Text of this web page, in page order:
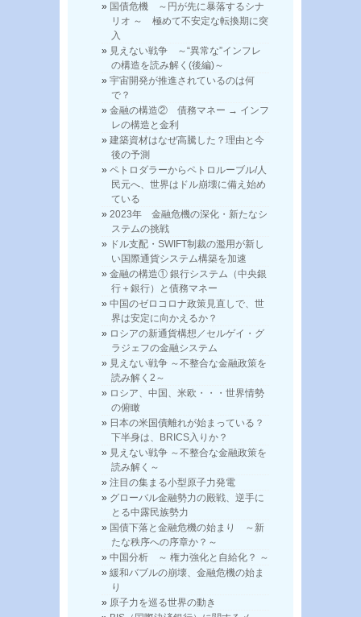
国債危機 ～円が先に暴落するシナ
リオ ～ 極めて不安定な転換期に突
入
見えない戦争 ～“異常な”インフレ
の構造を読み解く(後編)～
宇宙開発が推進されているのは何
で？
金融の構造② 債務マネー → インフ
レの構造と金利
建築資材はなぜ高騰した？理由と今
後の予測
ペトロダラーからペトロルーブル/人
民元へ、世界はドル崩壊に備え始め
ている
2023年 金融危機の深化・新たなシ
ステムの挑戦
ドル支配・SWIFT制裁の濫用が新し
い国際通貨システム構築を加速
金融の構造① 銀行システム（中央銀
行＋銀行）と債務マネー
中国のゼロコロナ政策見直しで、世
界は安定に向かえるか？
ロシアの新通貨構想／セルゲイ・グ
ラジェフの金融システム
見えない戦争 ～不整合な金融政策を
読み解く2～
ロシア、中国、米欧・・・世界情勢
の俯瞰
日本の米国債離れが始まっている？
下半身は、BRICS入りか？
見えない戦争 ～不整合な金融政策を
読み解く～
注目の集まる小型原子力発電
グローバル金融勢力の殿戦、逆手に
とる中露民族勢力
国債下落と金融危機の始まり ～新
たな秩序への序章か？～
中国分析 ～ 権力強化と自給化？ ～
緩和バブルの崩壊、金融危機の始ま
り
原子力を巡る世界の動き